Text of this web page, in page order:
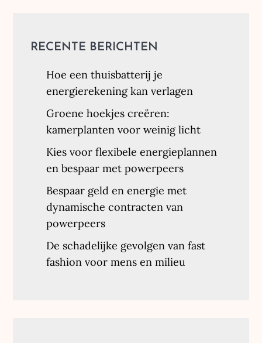
RECENTE BERICHTEN
Hoe een thuisbatterij je
energierekening kan verlagen
Groene hoekjes creëren:
kamerplanten voor weinig licht
Kies voor flexibele energieplannen
en bespaar met powerpeers
Bespaar geld en energie met
dynamische contracten van
powerpeers
De schadelijke gevolgen van fast
fashion voor mens en milieu